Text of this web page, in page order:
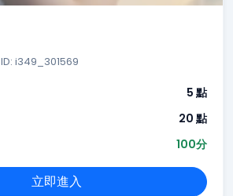
ID: i349_301569
5 點
20 點
100分
立即進入